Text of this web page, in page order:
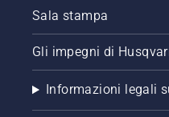
Sala stampa
Gli impegni di
Informazioni legali